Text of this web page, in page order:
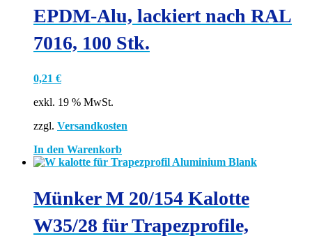
EPDM-Alu, lackiert nach RAL
7016, 100 Stk.
0,21 €
exkl. 19 % MwSt.
zzgl. Versandkosten
In den Warenkorb
Münker M 20/154 Kalotte
W35/28 für Trapezprofile,